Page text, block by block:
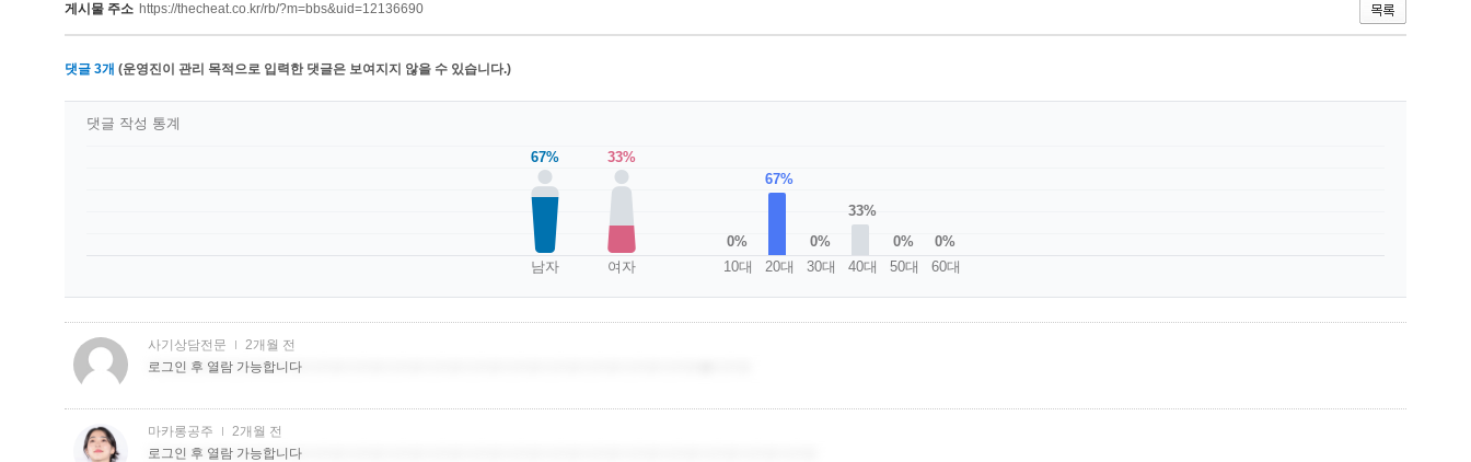
게시물 주소 https://thecheat.co.kr/rb/?m=bbs&uid=12136690
댓글 3개 (운영진이 관리 목적으로 입력한 댓글은 보여지지 않을 수 있습니다.)
67%
남자
33%
여자
0%
10대
67%
20대
0%
30대
33%
40대
0%
50대
0%
60대
댓글 작성 통계